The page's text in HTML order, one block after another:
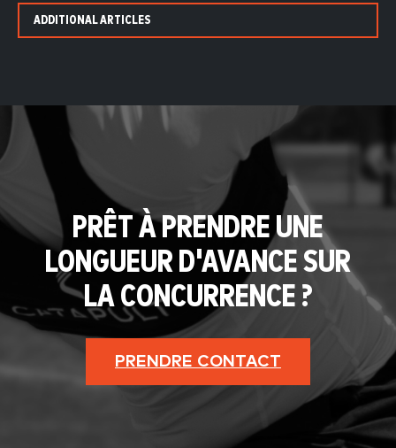
ADDITIONAL ARTICLES
PRÊT À PRENDRE UNE
LONGUEUR D'AVANCE SUR
LA CONCURRENCE ?
PRENDRE CONTACT